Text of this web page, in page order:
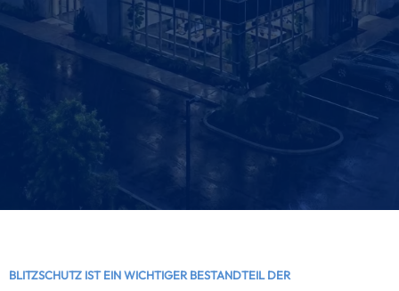
BLITZSCHUTZ IST EIN WICHTIGER BESTANDTEIL DER